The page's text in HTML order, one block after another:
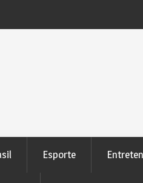
na BR-
Novo bloqueio
atenção de
Esporte